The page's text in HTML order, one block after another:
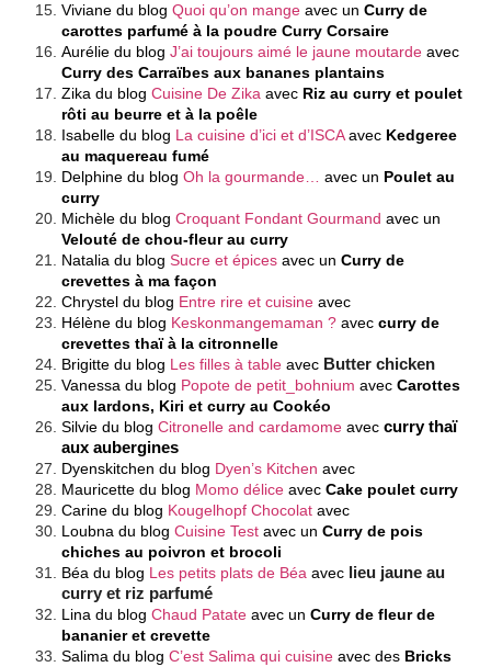
Viviane du blog Quoi qu’on mange avec un Curry de
carottes parfumé à la poudre Curry Corsaire
Aurélie du blog J’ai toujours aimé le jaune moutarde avec
Curry des Carraïbes aux bananes plantains
Zika du blog Cuisine De Zika avec Riz au curry et poulet
rôti au beurre et à la poêle
Isabelle du blog La cuisine d’ici et d’ISCAavec Kedgeree
au maquereau fumé
Delphine du blog Oh la gourmande… avec un Poulet au
curry
Michèle du blog Croquant Fondant Gourmand avec un
Velouté de chou-fleur au curry
Natalia du blog Sucre et épices avec un Curry de
crevettes à ma façon
Chrystel du blog Entre rire et cuisine avec
Hélène du blog Keskonmangemaman ? avec curry de
crevettes thaï à la citronnelle
Brigitte du blog Les filles à table avec Butter chicken
Vanessa du blog Popote de petit_bohnium avec Carottes
aux lardons, Kiri et curry au Cookéo
Silvie du blog Citronelle and cardamome avec curry thaï
aux aubergines
Dyenskitchen du blog Dyen’s Kitchen avec
Mauricette du blog Momo délice avec Cake poulet curry
Carine du blog Kougelhopf Chocolat avec
Loubna du blog Cuisine Test avec un Curry de pois
chiches au poivron et brocoli
Béa du blog Les petits plats de Béa avec lieu jaune au
curry et riz parfumé
Lina du blog Chaud Patate avec un Curry de fleur de
bananier et crevette
Salima du blog C’est Salima qui cuisine avec des Bricks